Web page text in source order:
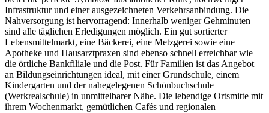
Infrastruktur und einer ausgezeichneten Verkehrsanbindung. Die
Nahversorgung ist hervorragend: Innerhalb weniger Gehminuten
sind alle täglichen Erledigungen möglich. Ein gut sortierter
Lebensmittelmarkt, eine Bäckerei, eine Metzgerei sowie eine
Apotheke und Hausarztpraxen sind ebenso schnell erreichbar wie
die örtliche Bankfiliale und die Post. Für Familien ist das Angebot
an Bildungseinrichtungen ideal, mit einer Grundschule, einem
Kindergarten und der nahegelegenen Schönbuchschule
(Werkrealschule) in unmittelbarer Nähe. Die lebendige Ortsmitte mit
ihrem Wochenmarkt, gemütlichen Cafés und regionalen